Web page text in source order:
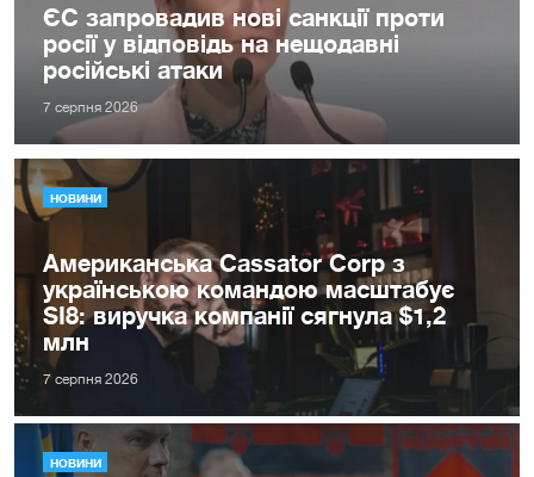
ЄС запровадив нові санкції проти
росії у відповідь на нещодавні
російські атаки
7 серпня 2026
НОВИНИ
Американська Cassator Corp з
українською командою масштабує
SI8: виручка компанії сягнула $1,2
млн
7 серпня 2026
НОВИНИ